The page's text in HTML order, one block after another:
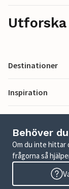
Utforska
Destinationer
Inspiration
Behöver
Om du inte hittar
frågorna så